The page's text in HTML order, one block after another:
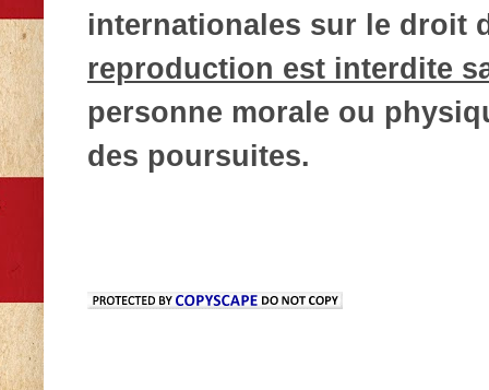
internationales sur le droit
reproduction est interdite
personne morale ou
des poursuites.